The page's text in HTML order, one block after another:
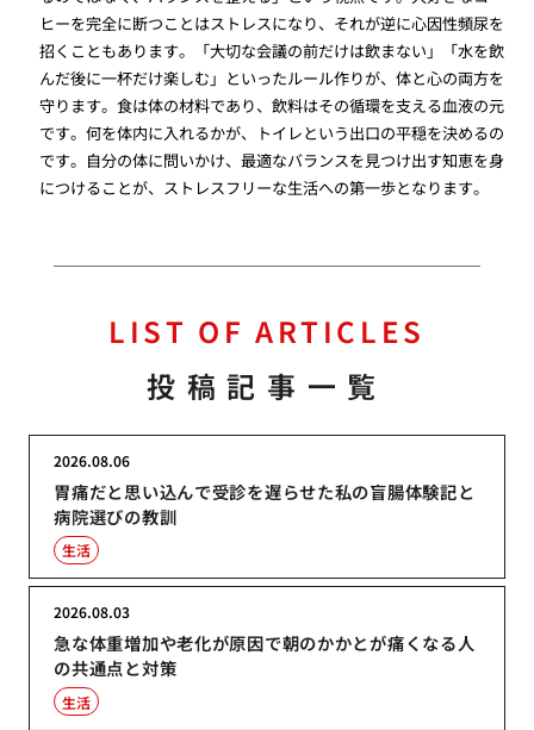
ヒーを完全に断つことはストレスになり、それが逆に心因性頻尿を
招くこともあります。「大切な会議の前だけは飲まない」「水を飲
んだ後に一杯だけ楽しむ」といったルール作りが、体と心の両方を
守ります。食は体の材料であり、飲料はその循環を支える血液の元
です。何を体内に入れるかが、トイレという出口の平穏を決めるの
です。自分の体に問いかけ、最適なバランスを見つけ出す知恵を身
につけることが、ストレスフリーな生活への第一歩となります。
LIST OF ARTICLES
投稿記事一覧
胃痛だと思い込んで受診を遅らせた私の盲腸体験記と
病院選びの教訓
2026.08.06
生活
急な体重増加や老化が原因で朝のかかとが痛くなる人
の共通点と対策
2026.08.03
生活